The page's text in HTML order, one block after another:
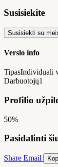
Susisiekite
Susisiekti su
Verslo info
TipasIndividuali
Darbuotojų1
Profilio
50%
Pasidalinti
Share Email